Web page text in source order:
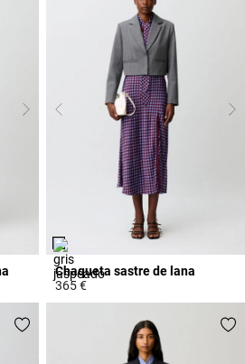
Chaqueta sastre de lana
365 €
4,4 out of 5 Customer Rating